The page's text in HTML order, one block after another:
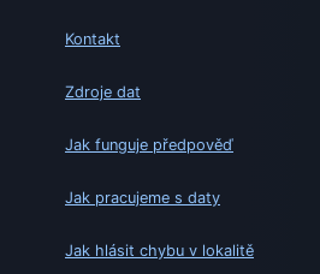
Kontakt
Zdroje dat
Jak funguje předpověď
Jak pracujeme s daty
Jak hlásit chybu v lokalitě